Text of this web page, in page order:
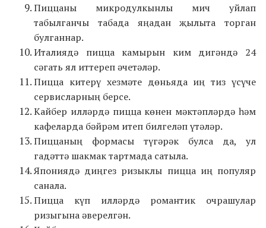
Пиццаны микродулкынлы мич уйлап
табылганчы табада яңадан җылыта торган
булганнар.
Италиядә пицца камырын ким дигәндә 24
сәгать ял иттереп әчетәләр.
Пицца китерү хезмәте дөньяда иң тиз үсүче
сервисларның берсе.
Кайбер илләрдә пицца көнен мәктәпләрдә һәм
кафеларда бәйрәм итеп билгеләп үтәләр.
Пиццаның формасы түгәрәк булса да, ул
гадәттә шакмак тартмада сатыла.
Япониядә диңгез ризыклы пицца иң популяр
санала.
Пицца күп илләрдә романтик очрашулар
ризыгына әверелгән.